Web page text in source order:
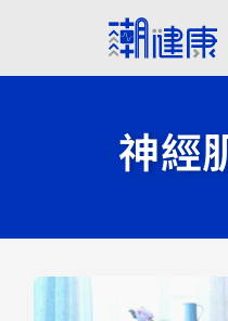
神經